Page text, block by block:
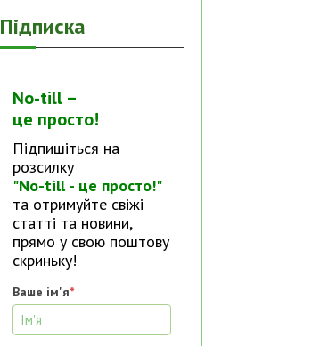
Підписка
No-till –
це просто!
Підпишіться на
розсилку
"No-till - це просто!"
та отримуйте свіжі
статті та новини,
прямо у свою поштову
скриньку!
Ваше ім'я*